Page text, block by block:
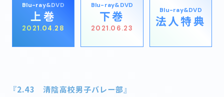
ONAIR
INTRODUCTION
MUSIC
Blu-ray&DVD
Blu-ray&DVD
上巻
2021.04.28
Blu-ray&DVD
下巻
2021.06.23
Blu-ray&DVD
法人特典
『2.43 清陰高校男子バレー部』